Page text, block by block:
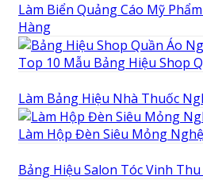
Làm Biển Quảng Cáo Mỹ
Hàng
Top 10 Mẫu Bảng Hiệu Shop
Làm Bảng Hiệu Nhà Thuốc
Làm Hộp Đèn Siêu Mỏng
Bảng Hiệu Salon Tóc Vinh